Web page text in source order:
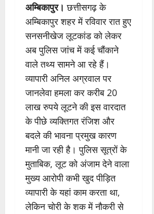
अम्बिकापुर। छत्तीसगढ़ के
अम्बिकापुर शहर में रविवार रात हुए
सनसनीखेज लूटकांड को लेकर
अब पुलिस जांच में कई चौंकाने
वाले तथ्य सामने आ रहे हैं।
व्यापारी अनिल अग्रवाल पर
जानलेवा हमला कर करीब 20
लाख रुपये लूटने की इस वारदात
के पीछे व्यक्तिगत रंजिश और
बदले की भावना प्रमुख कारण
मानी जा रही है। पुलिस सूत्रों के
मुताबिक, लूट को अंजाम देने वाला
मुख्य आरोपी कभी खुद पीड़ित
व्यापारी के यहां काम करता था,
लेकिन चोरी के शक में नौकरी से